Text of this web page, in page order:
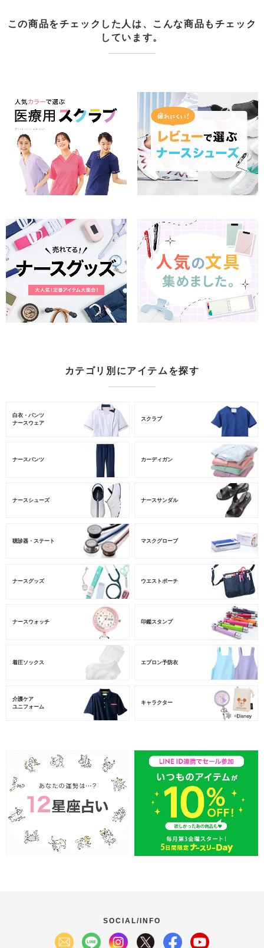
この商品をチェックした人は、こんな商品もチェック
しています。
カテゴリ別にアイテムを探す
白衣・パンツ
ナースウェア
スクラブ
ナースパンツ カーディガン
ナースシューズ ナースサンダル
聴診器・ステート マスクグローブ
ナースグッズ ウエストポーチ
ナースウォッチ 印鑑スタンプ
着圧ソックス エプロン予防衣
介護ケア
ユニフォーム
キャラクター
SOCIAL/INFO